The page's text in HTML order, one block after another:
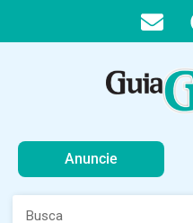
Anuncie